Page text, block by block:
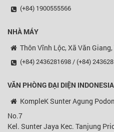
(+84) 1900555566
NHÀ MÁY
Thôn Vĩnh Lộc, Xã Văn
(+84) 2436281698 / (+84)
VĂN PHÒNG ĐẠI DIỆN INDONESIA
KompleK Sunter Agung
No.7
Kel. Sunter Jaya Kec. Tanjung